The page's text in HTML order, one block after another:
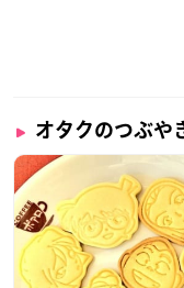
オタクのつぶや